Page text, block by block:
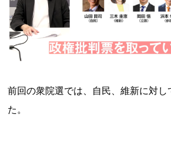
前回の衆院選では、自民、維新に対し
た。